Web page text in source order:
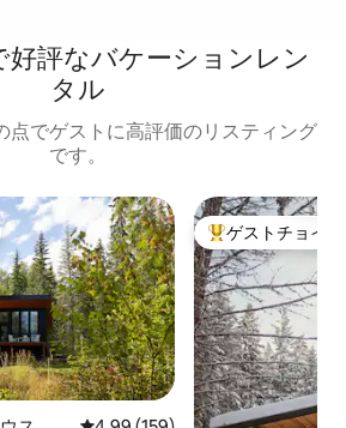
好評なバケーションレン
タル
点でゲストに高評価のリスティング
です。
スです。 大好評のゲスト
ゲストチョイス